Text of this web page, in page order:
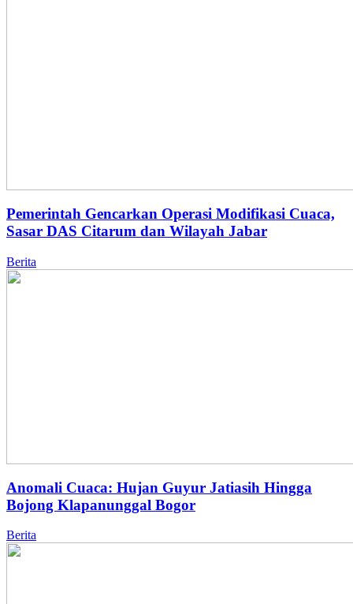
Pemerintah Gencarkan Operasi Modifikasi Cuaca,
Sasar DAS Citarum dan Wilayah Jabar
Berita
Anomali Cuaca: Hujan Guyur Jatiasih Hingga
Bojong Klapanunggal Bogor
Berita